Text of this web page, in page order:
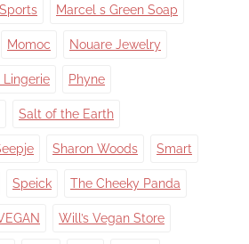
Marcel s Green Soap
Momoc Nouare Jewelry
Phyne
Salt of the Earth
Sharon Woods Smart
Speick The Cheeky Panda
Will’s Vegan Store